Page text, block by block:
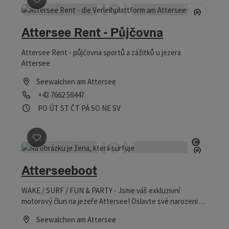
Označit příspěvek: Attersee Rent - Půjčovna
Attersee Rent - Půjčovna
Attersee Rent - půjčovna sportů a zážitků u jezera
Attersee
Seewalchen am Attersee
telefon
+43 7662 58447
Otevírací doba
PO Otevřeno v pondělí
ÚT Otevřeno v úterý
ST Otevřeno ve středu
ČT Otevřeno ve čtvrtek
PÁOtevřeno v pátek
SO Otevřeno v sobotu
NEOtevřeno v neděli
SVOtevřeno o svátcích
otevřít
Označit příspěvek: Atterseeboot
Atterseeboot
WAKE / SURF / FUN & PARTY - Jsme váš exkluzivní
motorový člun na jezeře Attersee! Oslavte své narozeniny
Seewalchen am Attersee